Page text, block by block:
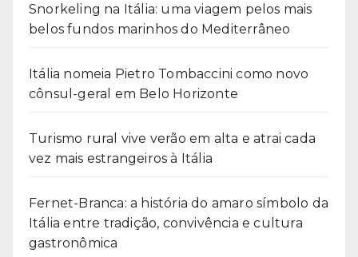
Snorkeling na Itália: uma viagem pelos mais
belos fundos marinhos do Mediterrâneo
Itália nomeia Pietro Tombaccini como novo
cônsul-geral em Belo Horizonte
Turismo rural vive verão em alta e atrai cada
vez mais estrangeiros à Itália
Fernet-Branca: a história do amaro símbolo da
Itália entre tradição, convivência e cultura
gastronômica